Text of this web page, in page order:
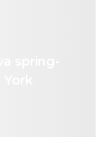
spring-